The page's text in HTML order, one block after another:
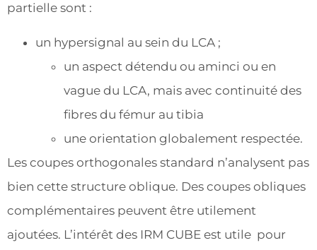
partielle sont :
un hypersignal au sein du LCA ;
un aspect détendu ou aminci ou en
vague du LCA, mais avec continuité des
fibres du fémur au tibia
une orientation globalement respectée.
Les coupes orthogonales standard n’analysent pas
bien cette structure oblique. Des coupes obliques
complémentaires peuvent être utilement
ajoutées. L’intérêt des IRM CUBE est utile pour